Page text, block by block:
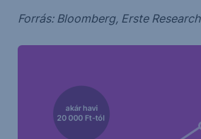
Forrás: Bloomberg, Erste Research